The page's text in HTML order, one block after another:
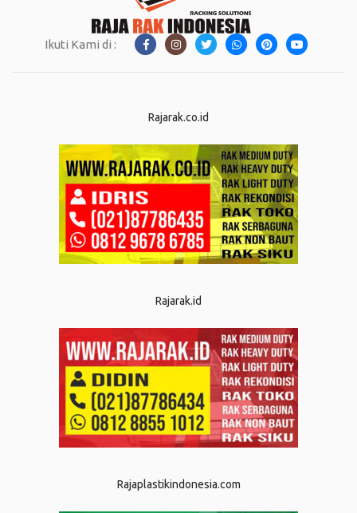
Ikuti Kami di :
Rajarak.co.id
Rajarak.id
Rajaplastikindonesia.com